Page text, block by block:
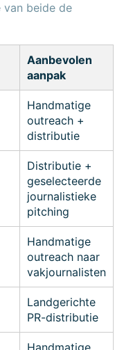
van beide de
Aanbevolen
aanpak
Handmatige
outreach +
distributie
Distributie +
geselecteerde
journalistieke
pitching
Handmatige
outreach naar
vakjournalisten
Landgerichte
PR-distributie